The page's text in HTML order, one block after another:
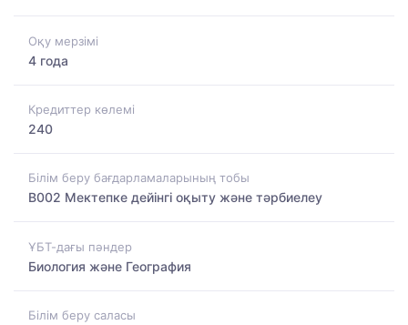
Оқу мерзімі
4 года
Кредиттер көлемі
240
Білім беру бағдарламаларының тобы
B002 Мектепке дейінгі оқыту және тәрбиелеу
ҰБТ-дағы пәндер
Биология және География
Білім беру саласы